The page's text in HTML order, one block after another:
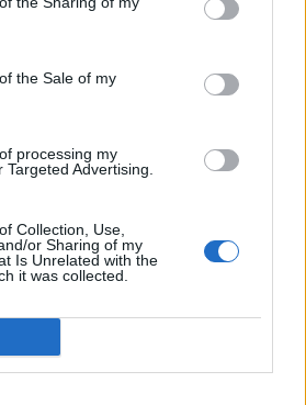
the Sale of my
processing my
Advertising.
Collection, Use,
or Sharing of my
Is Unrelated with the
it was collected.
έχουν
με
Be-Live